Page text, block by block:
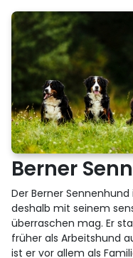
Berner
Der Berner
deshalb mit seinem
überraschen mag. Er
früher als Arbeitshund
ist er vor allem als